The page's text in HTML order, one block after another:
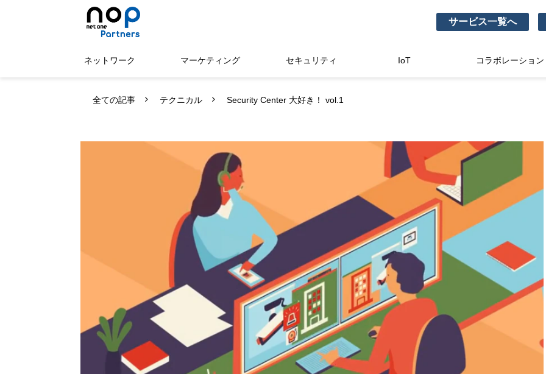
サービス一覧へ
ネットワーク マーケティング セキュリティ IoT コラボレーション
全ての記事 テクニカル Security Center 大好き！ vol.1